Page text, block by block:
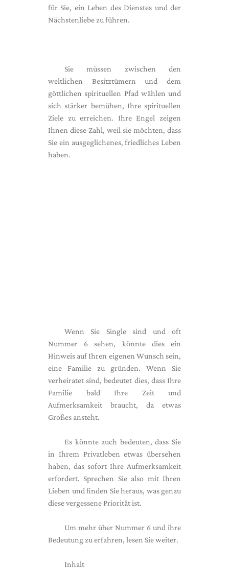
für Sie, ein Leben des Dienstes und der
Nächstenliebe zu führen.
Sie müssen zwischen den
weltlichen Besitztümern und dem
göttlichen spirituellen Pfad wählen und
sich stärker bemühen, Ihre spirituellen
Ziele zu erreichen. Ihre Engel zeigen
Ihnen diese Zahl, weil sie möchten, dass
Sie ein ausgeglichenes, friedliches Leben
haben.
Wenn Sie Single sind und oft
Nummer 6 sehen, könnte dies ein
Hinweis auf Ihren eigenen Wunsch sein,
eine Familie zu gründen. Wenn Sie
verheiratet sind, bedeutet dies, dass Ihre
Familie bald Ihre Zeit und
Aufmerksamkeit braucht, da etwas
Großes ansteht.
Es könnte auch bedeuten, dass Sie
in Ihrem Privatleben etwas übersehen
haben, das sofort Ihre Aufmerksamkeit
erfordert. Sprechen Sie also mit Ihren
Lieben und finden Sie heraus, was genau
diese vergessene Priorität ist.
Um mehr über Nummer 6 und ihre
Bedeutung zu erfahren, lesen Sie weiter.
Inhalt